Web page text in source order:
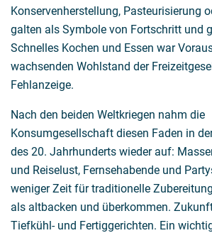
Konservenherstellung, Pasteurisierung
galten als Symbole von Fortschritt und
Schnelles Kochen und Essen war
wachsenden Wohlstand der
Fehlanzeige.
Nach den beiden Weltkriegen nahm die
Konsumgesellschaft diesen Faden in
des 20. Jahrhunderts wieder auf:
und Reiselust, Fernsehabende und
weniger Zeit für traditionelle
als altbacken und überkommen.
Tiefkühl- und Fertiggerichten. Ein